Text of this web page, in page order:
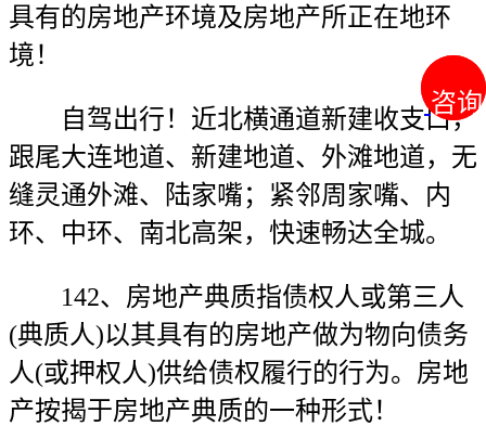
咨询
咨询
具有的房地产环境及房地产所正在地环
境！
自驾出行！近北横通道新建收支口，
跟尾大连地道、新建地道、外滩地道，无
缝灵通外滩、陆家嘴；紧邻周家嘴、内
环、中环、南北高架，快速畅达全城。
142、房地产典质指债权人或第三人
(典质人)以其具有的房地产做为物向债务
人(或押权人)供给债权履行的行为。房地
产按揭于房地产典质的一种形式！